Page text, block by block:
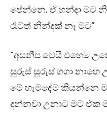
පේන්නෙ. ඒ හන්දා මට
රෑටත් නින්දක් නෑ මට”
“අසනීප වෙයි එහෙම
සුරුස් සුරුස් ගගා නාහෙ
මේ හැමදේම කියන්නෙ
දන්නවා උනාට මට ඒක